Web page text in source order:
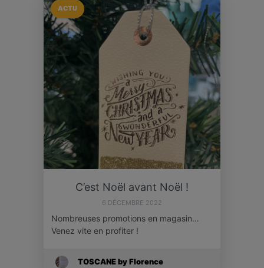
ACTU
C’est Noël avant Noël !
6 DÉCEMBRE 2022
Nombreuses promotions en magasin…
Venez vite en profiter !
TOSCANE by Florence